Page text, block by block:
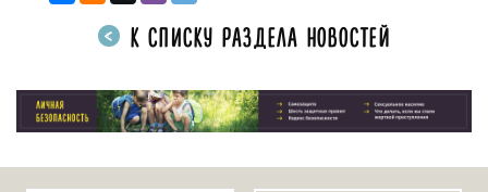
К СПИСКУ РАЗДЕЛА НОВОСТЕЙ